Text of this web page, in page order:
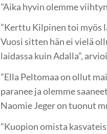
"Aika hyvin olemme
”Kerttu Kilpinen toi myös
Vuosi sitten hän ei vielä
laidassa kuin Adalla”,
”Ella Peltomaa on ollut
paranee ja olemme
Naomie Jeger on tuonut
”Kuopion omista